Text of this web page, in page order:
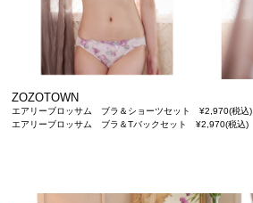
ZOZOTOWN
エアリーブロッサム ブラ＆ショーツセット ¥2,970(税込)
エアリーブロッサム ブラ＆Tバックセット ¥2,970(税込)